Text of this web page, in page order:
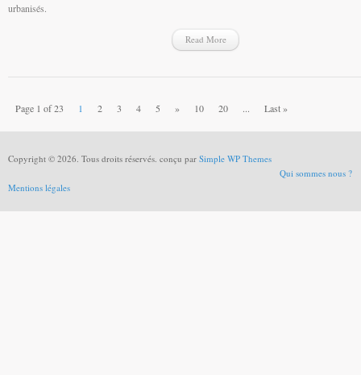
urbanisés.
Read More
Page 1 of 23 1 2 3 4 5 » 10 20 ... Last »
Copyright © 2026. Tous droits réservés. conçu par Simple WP Themes
Qui sommes nous ?
Mentions légales